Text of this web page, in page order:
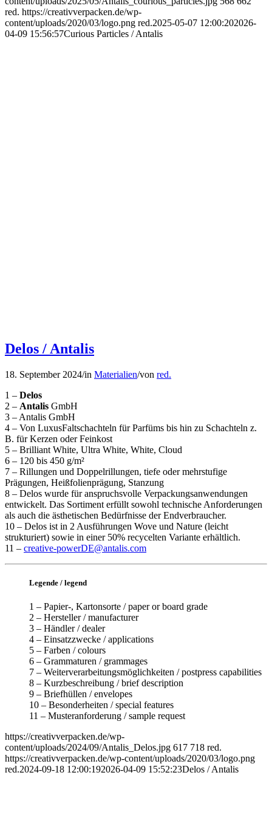
red. https://creativverpacken.de/wp-
content/uploads/2020/03/logo.png red.2025-05-07 12:00:202026-
04-09 15:56:57Curious Particles / Antalis
Delos / Antalis
18. September 2024/in Materialien/von red.
1 – Delos
2 – Antalis GmbH
3 – Antalis GmbH
4 – Von Luxus­Faltschachteln für Parfüms bis hin zu Schachteln z.
B. für Kerzen oder Feinkost
5 – Brilliant White, Ultra White, White, Cloud
6 – 120 bis 450 g/m²
7 – Rillungen und Doppelrillungen, tiefe oder mehrstufige
Prägungen, Heißfolienprägung, Stanzung
8 – Delos wurde für anspruchsvolle Verpackungsanwendungen
entwickelt. Das Sortiment erfüllt sowohl technische Anforderungen
als auch die ästhetischen Bedürfnisse der Endverbraucher.
10 – Delos ist in 2 Ausführungen Wove und Nature (leicht
strukturiert) sowie in einer 50% recycelten Variante erhältlich.
11 – creative-powerDE@antalis.com
Legende / legend
1 – Papier-, Kartonsorte / paper or board grade
2 – Hersteller / manufacturer
3 – Händler / dealer
4 – Einsatzzwecke / applications
5 – Farben / colours
6 – Grammaturen / grammages
7 – Weiterverarbeitungsmöglichkeiten / postpress capabilities
8 – Kurzbeschreibung / brief description
9 – Briefhüllen / envelopes
10 – Besonderheiten / special features
11 – Musteranforderung / sample request
https://creativverpacken.de/wp-
content/uploads/2024/09/Antalis_Delos.jpg 617 718 red.
https://creativverpacken.de/wp-content/uploads/2020/03/logo.png
red.2024-09-18 12:00:192026-04-09 15:52:23Delos / Antalis